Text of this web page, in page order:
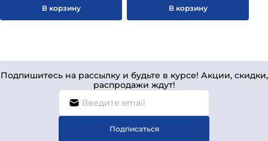
В корзину В корзину
Подпишитесь на рассылку и будьте в курсе! Акции, скидки,
распродажи ждут!
Подписаться